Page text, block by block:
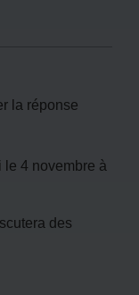
la réponse
le 4 novembre à
des